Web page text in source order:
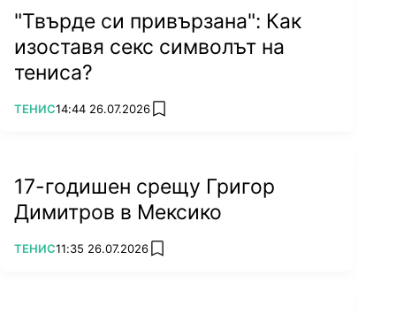
"Твърде си привързана": Как
изоставя секс символът на
тениса?
ПОВЕЧЕ ОТ
ТЕНИС14:44 26.07.2026 add favorites
17-годишен срещу Григор
Димитров в Мексико
ПОВЕЧЕ ОТ
ТЕНИС11:35 26.07.2026 add favorites